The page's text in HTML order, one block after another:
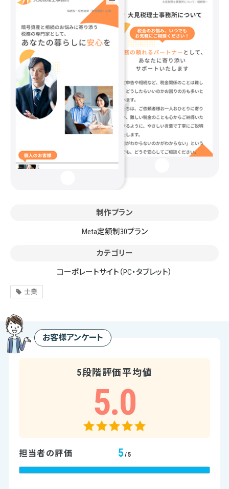
制作プラン
Meta定額制30プラン
カテゴリー
コーポレートサイト （PC・タブレット）
士業
お客様アンケート
5段階評価平均値
5.0
担当者の評価 5 /5